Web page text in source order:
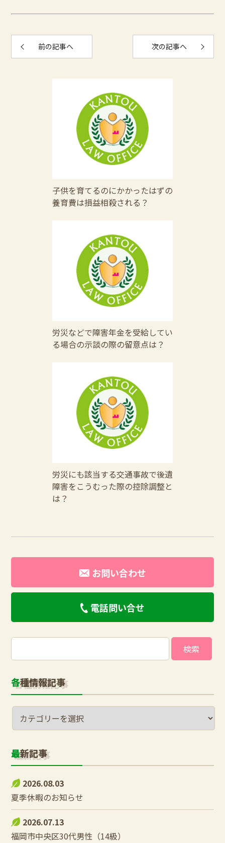
前の記事へ 次の記事へ
子供を育てるのにかかったはずの
養育費は損益相殺される？
労災などで障害年金を受給してい
る場合の示談の際の留意点は？
労災にも該当する交通事故で後遺
障害をこうむった際の控除調整と
は？
お問い合わせ
電話問い合せ
索:
各種情報記事
最新記事
2026.08.03
夏季休暇のお知らせ
2026.07.13
福岡市中央区30代男性（14級）